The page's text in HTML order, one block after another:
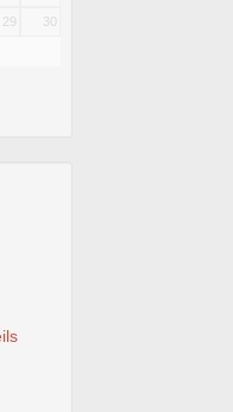
29 30